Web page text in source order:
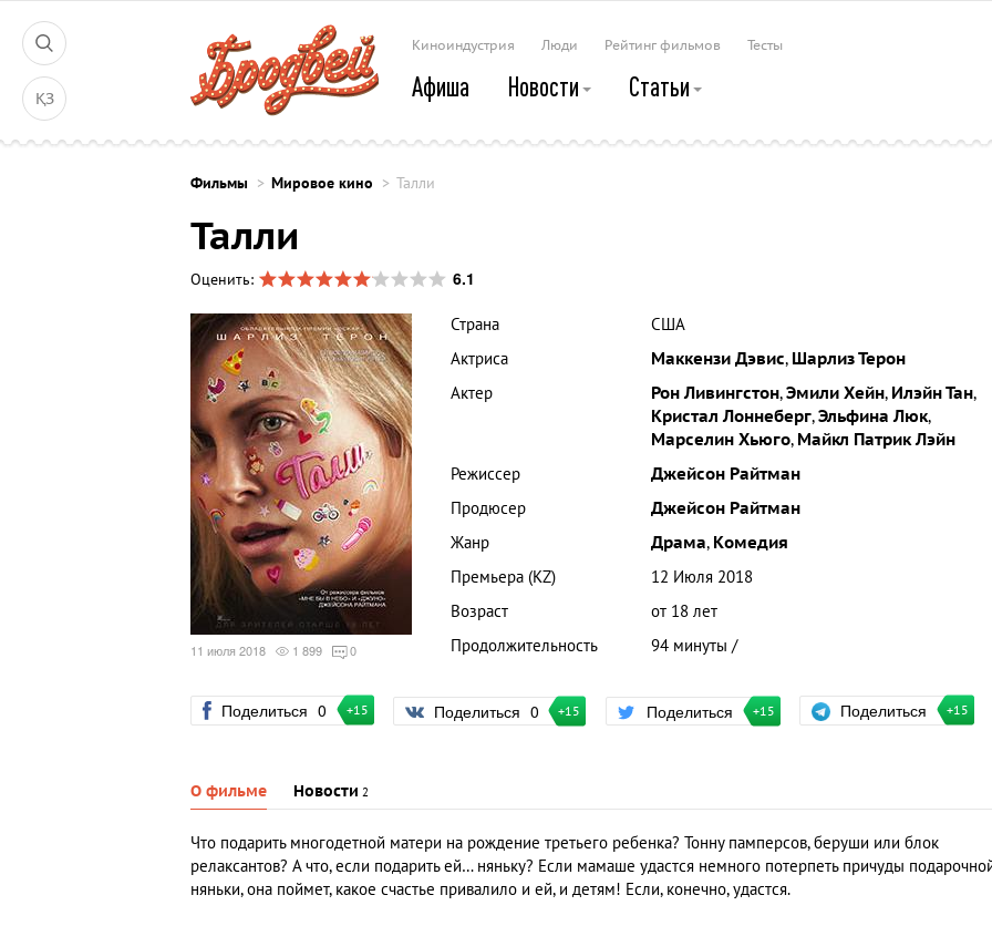
ҚЗ
Киноиндустрия Люди Рейтинг фильмов Тесты
Афиша Новости Статьи
Фильмы Мировое кино Талли
Талли
Оценить: 6.1
11 июля 2018 1 899 0
Страна
США
Актриса
Маккензи Дэвис, Шарлиз Терон
Актер
Рон Ливингстон,Эмили Хейн, Илэйн Тан,
Кристал Лоннеберг,Эльфина Люк,
Марселин Хьюго, Майкл Патрик Лэйн
Режиссер
Джейсон Райтман
Продюсер
Джейсон Райтман
Жанр
Драма, Комедия
Премьера (KZ)
12 Июля 2018
Возраст
от 18 лет
Продолжительность
94 минуты /
Поделиться 0 +15 Поделиться 0 +15 Поделиться +15 Поделиться +15
О фильме Новости 2
Что подарить многодетной матери на рождение третьего ребенка? Тонну памперсов, беруши или блок
релаксантов? А что, если подарить ей… няньку? Если мамаше удастся немного потерпеть причуды
няньки, она поймет, какое счастье привалило и ей, и детям! Если, конечно, удастся.